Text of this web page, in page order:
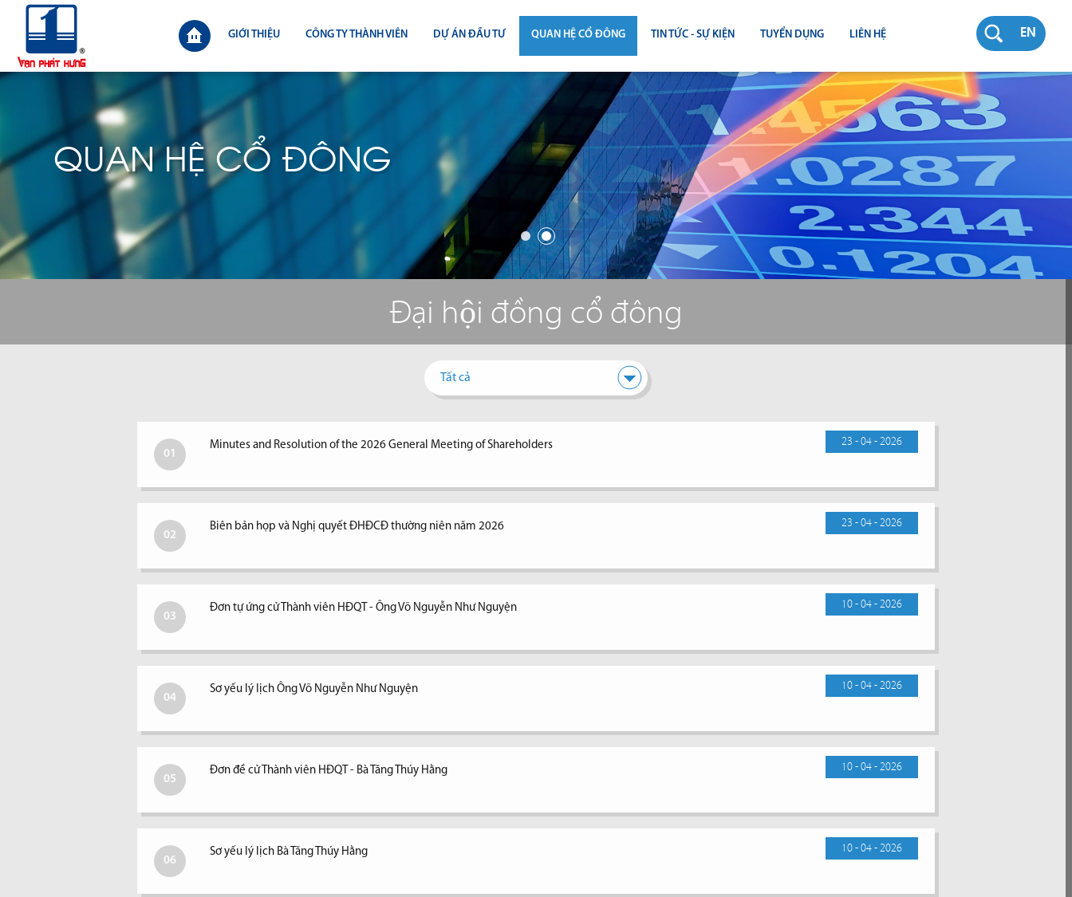
EN
GIỚI THIỆU CÔNG TY THÀNH VIÊN DỰ ÁN ĐẦU TƯ QUAN HỆ CỔ ĐÔNG
CÔNG BỐ THÔNG TIN
ĐẠI HỘI ĐỒNG CỔ ĐÔNG
BÁO CÁO THƯỜNG NIÊN
BÁO CÁO TÀI CHÍNH
BÁO CÁO QUẢN TRỊ CÔNG TY
ĐIỀU LỆ - QUY CHẾ - BẢN CÁO BẠCH
TIN TỨC - SỰ KIỆN
TIN THỊ TRƯỜNG
TIN DỰ ÁN
TIN CÔNG TY
TUYỂN DỤNG LIÊN HỆ
QUAN HỆ CỔ ĐÔNG
Đại hội đồng cổ đông
Tất cả
01
23 - 04 - 2026
Minutes and Resolution of the 2026 General Meeting of Shareholders
02
23 - 04 - 2026
Biên bản họp và Nghị quyết ĐHĐCĐ thường niên năm 2026
03
10 - 04 - 2026
Đơn tự ứng cử Thành viên HĐQT - Ông Võ Nguyễn Như Nguyện
04
10 - 04 - 2026
Sơ yếu lý lịch Ông Võ Nguyễn Như Nguyện
05
10 - 04 - 2026
Đơn đề cử Thành viên HĐQT - Bà Tăng Thúy Hằng
06
10 - 04 - 2026
Sơ yếu lý lịch Bà Tăng Thúy Hằng